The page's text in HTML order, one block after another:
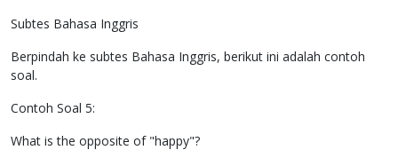
Subtes Bahasa Inggris
Berpindah ke subtes Bahasa Inggris, berikut ini adalah contoh
soal.
Contoh Soal 5:
What is the opposite of "happy"?